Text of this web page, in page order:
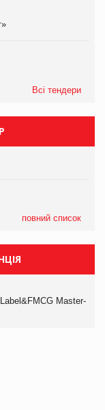
Всі тендери
повний список
Master-